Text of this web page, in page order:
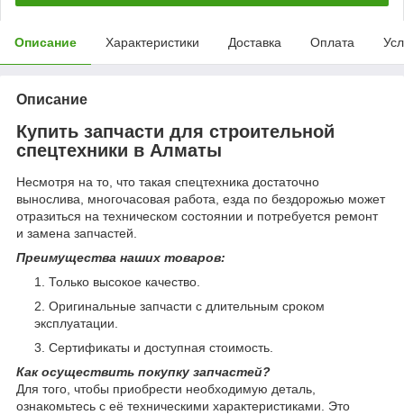
Описание Характеристики Доставка Оплата
Описание
Купить запчасти для строительной
спецтехники в Алматы
Несмотря на то, что такая спецтехника достаточно
вынослива, многочасовая работа, езда по бездорожью может
отразиться на техническом состоянии и потребуется ремонт
и замена запчастей.
Преимущества наших товаров:
Только высокое качество.
Оригинальные запчасти с длительным сроком
эксплуатации.
Сертификаты и доступная стоимость.
Как осуществить покупку запчастей?
Для того, чтобы приобрести необходимую деталь,
ознакомьтесь с её техническими характеристиками. Это